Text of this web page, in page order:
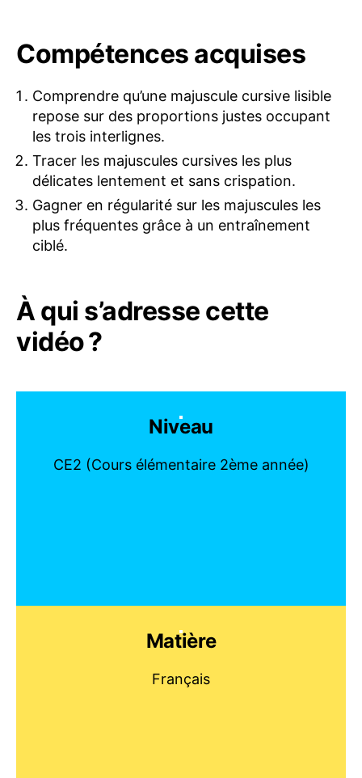
Compétences acquises
Comprendre qu’une majuscule cursive lisible
repose sur des proportions justes occupant
les trois interlignes.
Tracer les majuscules cursives les plus
délicates lentement et sans crispation.
Gagner en régularité sur les majuscules les
plus fréquentes grâce à un entraînement
ciblé.
À qui s’adresse cette
vidéo ?
Niveau
CE2 (Cours élémentaire 2ème année)
Matière
Français